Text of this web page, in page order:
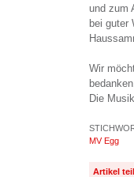
und zum
bei guter
Wir
Die
MV Egg
Artikel